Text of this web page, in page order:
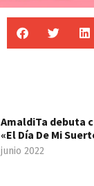
AmaldiTa debuta
«El Día De Mi
junio 2022